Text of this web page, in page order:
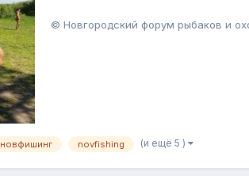
© Новгородский форум рыбаков и
новфишинг novfishing (и ещё 5 )